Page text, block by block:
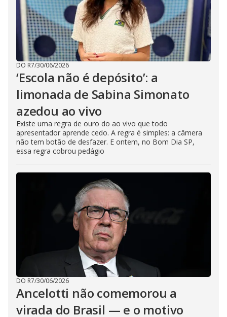
DO R7/30/06/2026
‘Escola não é depósito’: a
limonada de Sabina Simonato
azedou ao vivo
Existe uma regra de ouro do ao vivo que todo
apresentador aprende cedo. A regra é simples: a câmera
não tem botão de desfazer. E ontem, no Bom Dia SP,
essa regra cobrou pedágio
DO R7/30/06/2026
Ancelotti não comemorou a
virada do Brasil — e o motivo